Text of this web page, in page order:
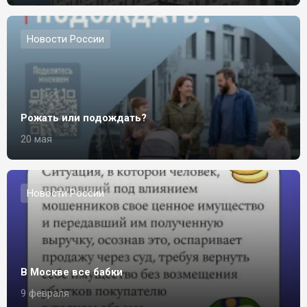
Новости России
Рожать или подождать?
20 мая
Новости России
В Москве все бабки
9 февраля